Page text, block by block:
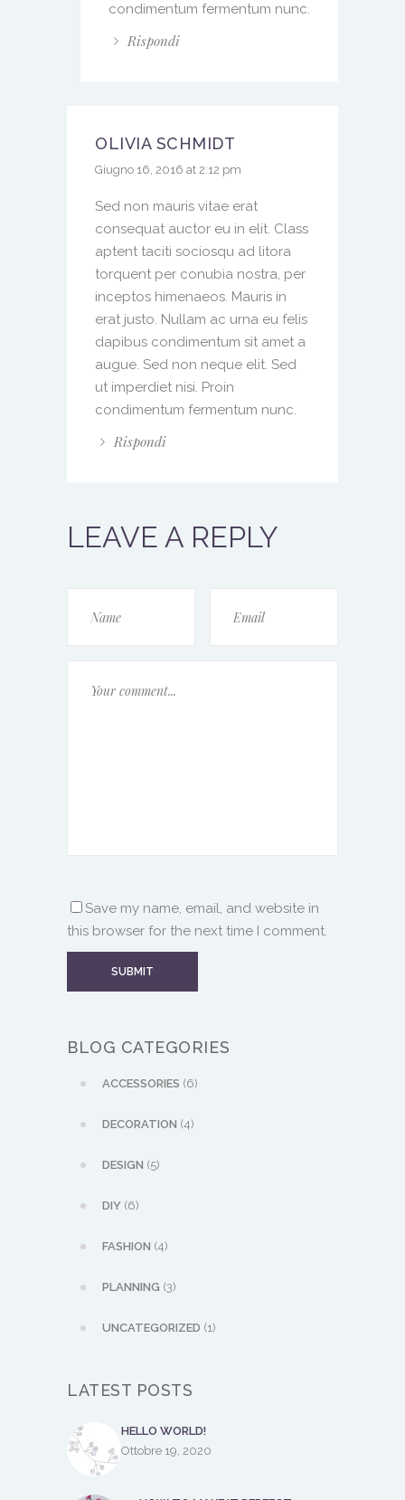
condimentum fermentum nunc.
Rispondi
OLIVIA SCHMIDT
Giugno 16, 2016 at 2:12 pm
Sed non mauris vitae erat
consequat auctor eu in elit. Class
aptent taciti sociosqu ad litora
torquent per conubia nostra, per
inceptos himenaeos. Mauris in
erat justo. Nullam ac urna eu felis
dapibus condimentum sit amet a
augue. Sed non neque elit. Sed
ut imperdiet nisi. Proin
condimentum fermentum nunc.
Rispondi
LEAVE A REPLY
Save my name, email, and website in
this browser for the next time I comment.
BLOG CATEGORIES
ACCESSORIES (6)
DECORATION (4)
DESIGN (5)
DIY (6)
FASHION (4)
PLANNING (3)
UNCATEGORIZED (1)
LATEST POSTS
HELLO WORLD!
Ottobre 19, 2020